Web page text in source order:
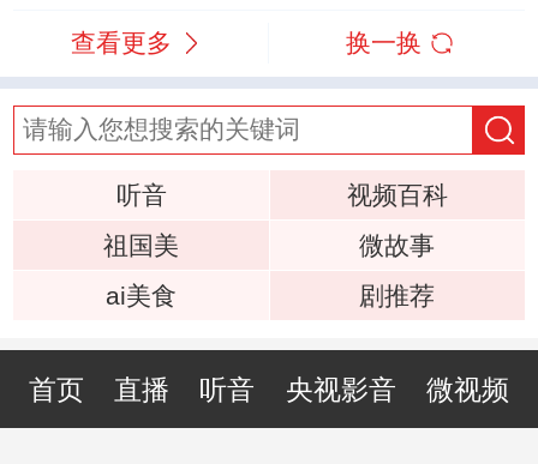
查看更多 换一换
听音
视频百科
祖国美
微故事
ai美食
剧推荐
首页 直播 听音 央视影音 微视频